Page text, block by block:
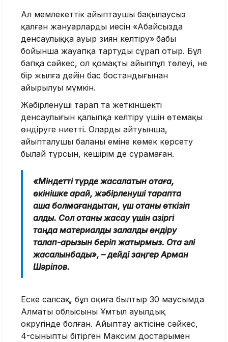
Ал мемлекеттік айыптаушы бақылаусыз
қалған жануарлардың иесін «Абайсызда
денсаулыққа ауыр зиян келтiру» бабы
бойынша жауапқа тартуды сұрап отыр. Бұл
бапқа сәйкес, ол қомақты айыппұл төлеуі, не
бір жылға дейін бас бостандығынан
айырылуы мүмкін.
Жәбірленуші тарап та жеткіншектің
денсаулығын қалыпқа келтіру үшін өтемақы
өндіруге ниетті. Олардың айтуынша,
айыпталушы баланың еміне көмек көрсету
былай тұрсын, кешірім де сұрамаған.
«Міндетті түрде жасалатын отаға,
өкінішке қарай, жәбірленуші тарапта
ақша болмағандықтан, үш отаны өткізіп
алдық. Сол отаны жасау үшін қазіргі
таңда материалдық залалды өндіру
талап-арызын беріп жатырмыз. Ота әлі
жасалынбады», – дейді заңгер Арман
Шәріпов.
Еске салсақ, бұл оқиға былтыр 30 маусымда
Алматы облысының Ұмтыл ауылдық
округінде болған. Айыптау актісіне сәйкес,
4-сыныпты бітірген Максим достарымен